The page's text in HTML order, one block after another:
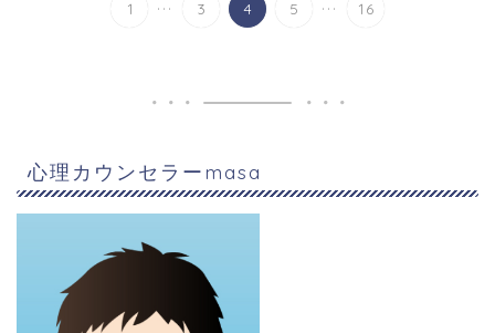
1 3 4 5 16
心理カウンセラーmasa